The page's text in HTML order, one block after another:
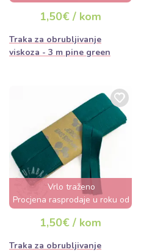
dan
1,50€ / kom
Traka za obrubljivanje
viskoza - 3 m pine green
Vrlo traženo
Procjena rasprodaje u roku od
nekoliko sati
1,50€ / kom
Traka za obrubljivanje